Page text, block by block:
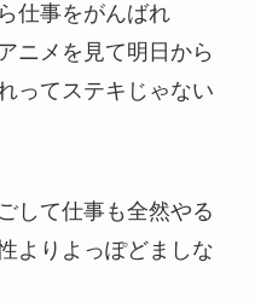
仕事をがんばれ
ニメを見て明日から
ってステキじゃない
して仕事も全然やる
よりよっぽどましな